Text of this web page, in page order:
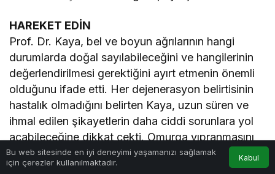
HAREKET EDİN
Prof. Dr. Kaya, bel ve boyun ağrılarının hangi
durumlarda doğal sayılabileceğini ve hangilerinin
değerlendirilmesi gerektiğini ayırt etmenin önemli
olduğunu ifade etti. Her dejenerasyon belirtisinin
hastalık olmadığını belirten Kaya, uzun süren ve
ihmal edilen şikayetlerin daha ciddi sorunlara yol
açabileceğine dikkat çekti. Omurga yıpranmasını
önlemek için erken tanı ve günlük yükün doğru
yönetilmesinin önemine vurgu yapan Prof. Dr.
Bu web sitesinde en iyi deneyimi yaşamanızı sağlamak
için çerezler kullanılmaktadır.
Kabul